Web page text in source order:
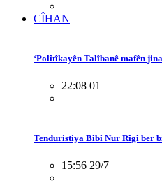
CÎHAN
‘Polîtîkayên Talîbanê mafên
22:08 01
Tenduristiya Bîbî Nur Rîgî ber
15:56 29/7